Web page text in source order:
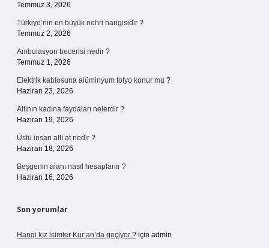
Temmuz 3, 2026
Türkiye’nin en büyük nehri hangisidir ?
Temmuz 2, 2026
Ambulasyon becerisi nedir ?
Temmuz 1, 2026
Elektrik kablosuna alüminyum folyo konur mu ?
Haziran 23, 2026
Altının kadına faydaları nelerdir ?
Haziran 19, 2026
Üstü insan altı at nedir ?
Haziran 18, 2026
Beşgenin alanı nasıl hesaplanır ?
Haziran 16, 2026
Son yorumlar
Hangi kız isimler Kur’an’da geçiyor ? için admin